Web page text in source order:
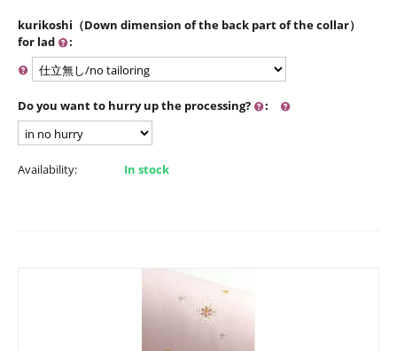
kurikoshi（Down dimension of the back part of the collar）
for lad
:
Do you want to hurry up the processing? :
Availability: In stock